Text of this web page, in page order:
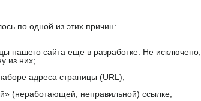
по одной из этих причин:
нашего сайта еще в разработке. Не исключено,
из них;
адреса страницы (URL);
(неработающей, неправильной) ссылке;